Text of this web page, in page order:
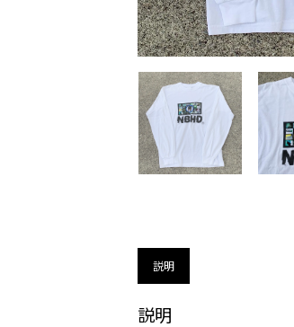
説明
説明